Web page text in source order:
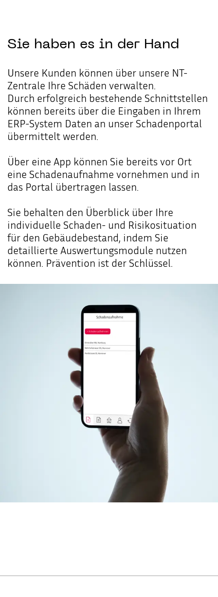
Sie haben es in der Hand
Unsere Kunden können über unsere NT-
Zentrale Ihre Schäden verwalten.
Durch erfolgreich bestehende Schnittstellen
können bereits über die Eingaben in Ihrem
ERP-System Daten an unser Schadenportal
übermittelt werden.
Über eine App können Sie bereits vor Ort
eine Schadenaufnahme vornehmen und in
das Portal übertragen lassen.
Sie behalten den Überblick über Ihre
individuelle Schaden- und Risikosituation
für den Gebäudebestand, indem Sie
detaillierte Auswertungsmodule nutzen
können. Prävention ist der Schlüssel.